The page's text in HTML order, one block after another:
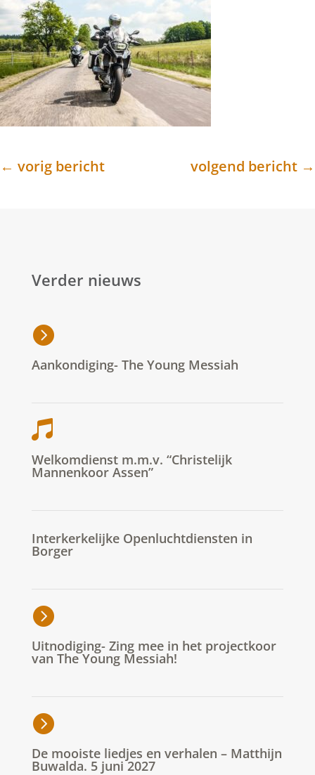
← vorig bericht volgend bericht →
Verder nieuws
Aankondiging- The Young Messiah
Welkomdienst m.m.v. “Christelijk
Mannenkoor Assen”
Interkerkelijke Openluchtdiensten in
Borger
Uitnodiging- Zing mee in het projectkoor
van The Young Messiah!
De mooiste liedjes en verhalen – Matthijn
Buwalda. 5 juni 2027